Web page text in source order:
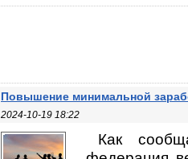
Повышение минимальной
2024-10-19 18:22
Как